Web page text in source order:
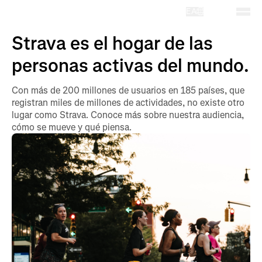
Strava es el hogar de las
personas activas del mundo.
Con más de 200 millones de usuarios en 185 países, que
registran miles de millones de actividades, no existe otro
lugar como Strava. Conoce más sobre nuestra audiencia,
cómo se mueve y qué piensa.